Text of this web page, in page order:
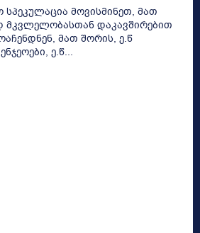
სპეკულაცია მოვისმინეთ, მათ
მკვლელობასთან დაკავშირებით
მათ შორის, ე.წ
ე.წ...